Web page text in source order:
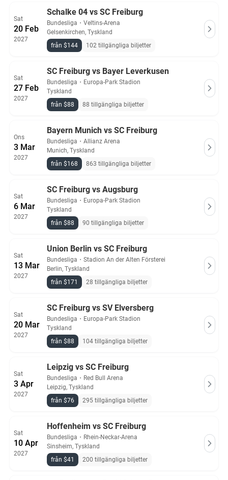
Sat
20 Feb
2027
Schalke 04 vs SC Freiburg
Bundesliga ・ Veltins-Arena
Gelsenkirchen, Tyskland
från $144
102 tillgängliga biljetter
Sat
27 Feb
2027
SC Freiburg vs Bayer Leverkusen
Bundesliga ・ Europa-Park Stadion
Tyskland
från $88
88 tillgängliga biljetter
Ons
3 Mar
2027
Bayern Munich vs SC Freiburg
Bundesliga ・ Allianz Arena
Munich, Tyskland
från $168
863 tillgängliga biljetter
Sat
6 Mar
2027
SC Freiburg vs Augsburg
Bundesliga ・ Europa-Park Stadion
Tyskland
från $88
90 tillgängliga biljetter
Sat
13 Mar
2027
Union Berlin vs SC Freiburg
Bundesliga ・ Stadion An der Alten Försterei
Berlin, Tyskland
från $171
28 tillgängliga biljetter
Sat
20 Mar
2027
SC Freiburg vs SV Elversberg
Bundesliga ・ Europa-Park Stadion
Tyskland
från $88
104 tillgängliga biljetter
Sat
3 Apr
2027
Leipzig vs SC Freiburg
Bundesliga ・ Red Bull Arena
Leipzig, Tyskland
från $76
295 tillgängliga biljetter
Sat
10 Apr
2027
Hoffenheim vs SC Freiburg
Bundesliga ・ Rhein-Neckar-Arena
Sinsheim, Tyskland
från $41
200 tillgängliga biljetter